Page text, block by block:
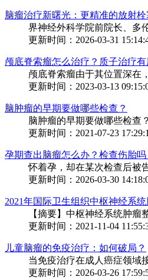
脑瘤治疗新曙光：更精准的放射栓
界神经外科学院前院长、多
更新时间：2026-03-31
颅底脊索瘤怎么治疗？质子治疗
颅底脊索瘤由于其位置深在
更新时间：2023-03-13
脑肿瘤的早期要做哪些检查？
脑肿瘤的早期要做哪些检查
更新时间：2021-07-23
孕期查出脑瘤怎么办？检查伤胎
怀着孕，却在某次检查后被
更新时间：2026-03-30
2021年国际卫生组织中枢神经系
【摘要】中枢神经系统肿
更新时间：2021-11-04
儿童脑瘤的免疫治疗：如何破局？
当免疫治疗在成人癌症领域
更新时间：2026-03-26